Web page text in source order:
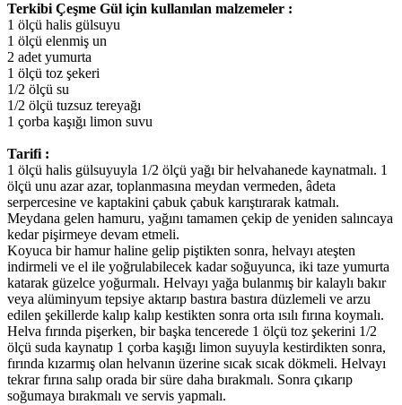
Terkibi Çeşme Gül için kullanılan malzemeler :
1 ölçü halis gülsuyu
1 ölçü elenmiş un
2 adet yumurta
1 ölçü toz şekeri
1/2 ölçü su
1/2 ölçü tuzsuz tereyağı
1 çorba kaşığı limon suvu
Tarifi :
1 ölçü halis gülsuyuyla 1/2 ölçü yağı bir helvahanede kaynatmalı. 1
ölçü unu azar azar, toplanmasına meydan vermeden, âdeta
serpercesine ve kaptakini çabuk çabuk karıştırarak katmalı.
Meydana gelen hamuru, yağını tamamen çekip de yeniden salıncaya
kedar pişirmeye devam etmeli.
Koyuca bir hamur haline gelip piştikten sonra, helvayı ateşten
indirmeli ve el ile yoğrulabilecek kadar soğuyunca, iki taze yumurta
katarak güzelce yoğurmalı. Helvayı yağa bulanmış bir kalaylı bakır
veya alüminyum tepsiye aktarıp bastıra bastıra düzlemeli ve arzu
edilen şekillerde kalıp kalıp kestikten sonra orta ısılı fırına koymalı.
Helva fırında pişerken, bir başka tencerede 1 ölçü toz şekerini 1/2
ölçü suda kaynatıp 1 çorba kaşığı limon suyuyla kestirdikten sonra,
fırında kızarmış olan helvanın üzerine sıcak sıcak dökmeli. Helvayı
tekrar fırına salıp orada bir süre daha bırakmalı. Sonra çıkarıp
soğumaya bırakmalı ve servis yapmalı.